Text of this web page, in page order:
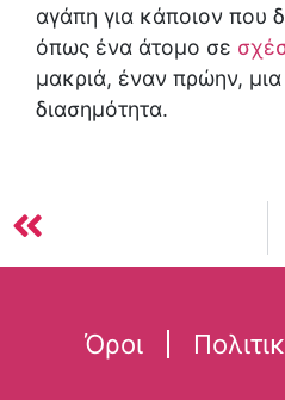
αγάπη για κάποιον που
όπως ένα άτομο σε
μακριά, έναν πρώην, μια
διασημότητα.
Όροι